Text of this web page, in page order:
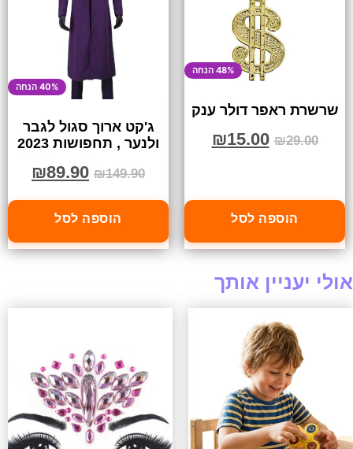
48% הנחה
שרשרת ראפר דולר ענק
₪29.00
₪15.00
הוספה לסל
40% הנחה
ג'קט ארוך סגול לגבר
ולנער , תחפושות 2023
₪149.90
₪89.90
הוספה לסל
אולי יעניין אותך